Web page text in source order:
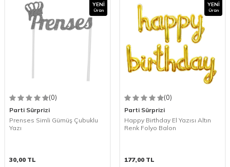
YENI
Ürün
(0)
Parti Sürprizi
Prenses Simli Gümüş Çubuklu
Yazı
30,00 TL
YENI
Ürün
(0)
Parti Sürprizi
Happy Birthday El Yazısı Altın
Renk Folyo Balon
177,00 TL